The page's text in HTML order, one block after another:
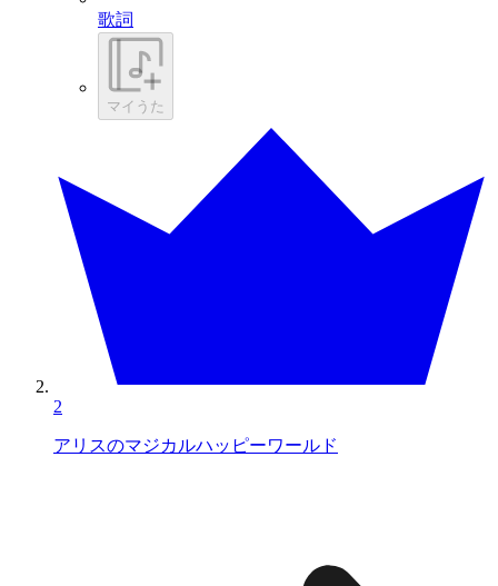
歌詞
マイうた
2
アリスのマジカルハッピーワールド